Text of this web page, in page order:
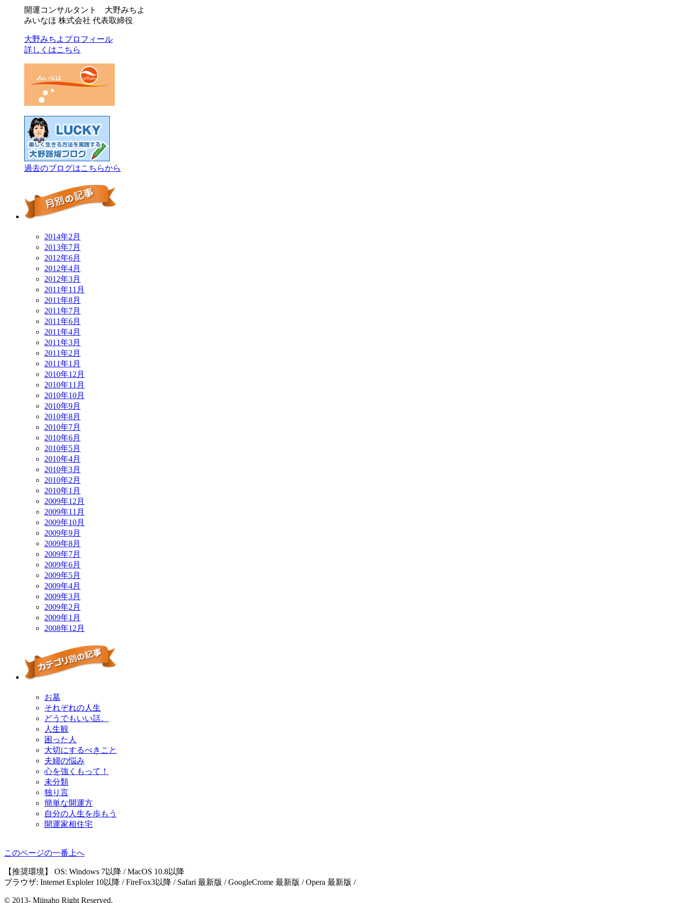
開運コンサルタント 大野みちよ
みいなほ 株式会社 代表取締役
大野みちよプロフィール
詳しくはこちら
過去のブログはこちらから
2014年2月
2013年7月
2012年6月
2012年4月
2012年3月
2011年11月
2011年8月
2011年7月
2011年6月
2011年4月
2011年3月
2011年2月
2011年1月
2010年12月
2010年11月
2010年10月
2010年9月
2010年8月
2010年7月
2010年6月
2010年5月
2010年4月
2010年3月
2010年2月
2010年1月
2009年12月
2009年11月
2009年10月
2009年9月
2009年8月
2009年7月
2009年6月
2009年5月
2009年4月
2009年3月
2009年2月
2009年1月
2008年12月
お墓
それぞれの人生
どうでもいい話。
人生観
困った人
大切にするべきこと
夫婦の悩み
心を強くもって！
未分類
独り言
簡単な開運方
自分の人生を歩もう
開運家相住宅
このページの一番上へ
【推奨環境】 OS: Windows 7以降 / MacOS 10.8以降
ブラウザ: Internet Exploler 10以降 / FireFox3以降 / Safari 最新版 / GoogleCrome 最新版 / Opera 最新版 /
© 2013- Miinaho Right Reserved.